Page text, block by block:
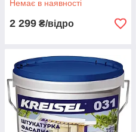
Крайзель
Немає в наявності
2 299 ₴/відро